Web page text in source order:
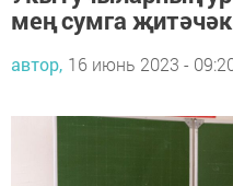
мең сумга җитәчәк
автор, 16 июнь 2023 -